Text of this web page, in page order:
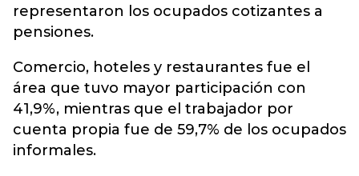
representaron los ocupados cotizantes a
pensiones.
Comercio, hoteles y restaurantes fue el
área que tuvo mayor participación con
41,9%, mientras que el trabajador por
cuenta propia fue de 59,7% de los ocupados
informales.